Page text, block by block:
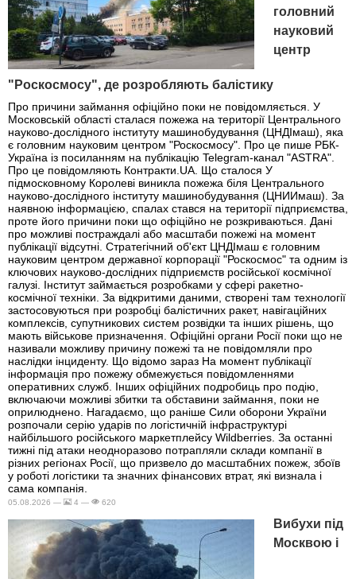
головний
науковий
центр
"Роскосмосу", де розробляють балістику
Про причини займання офіційно поки не повідомляється. У
Московській області сталася пожежа на території Центрального
науково-дослідного інституту машинобудування (ЦНДІмаш), яка
є головним науковим центром "Роскосмосу". Про це пише РБК-
Україна із посиланням на публікацію Telegram-канал "ASTRA".
Про це повідомляють Контракти.UA. Що сталося У
підмосковному Королеві виникла пожежа біля Центрального
науково-дослідного інституту машинобудування (ЦНИИмаш). За
наявною інформацією, спалах стався на території підприємства,
проте його причини поки що офіційно не розкриваються. Дані
про можливі постраждалі або масштаби пожежі на момент
публікації відсутні. Стратегічний об'єкт ЦНДІмаш є головним
науковим центром державної корпорації "Роскосмос" та одним із
ключових науково-дослідних підприємств російської космічної
галузі. Інститут займається розробками у сфері ракетно-
космічної техніки. За відкритими даними, створені там технології
застосовуються при розробці балістичних ракет, навігаційних
комплексів, супутникових систем розвідки та інших рішень, що
мають військове призначення. Офіційні органи Росії поки що не
називали можливу причину пожежі та не повідомляли про
наслідки інциденту. Що відомо зараз На момент публікації
інформація про пожежу обмежується повідомленнями
оперативних служб. Інших офіційних подробиць про подію,
включаючи можливі збитки та обставини займання, поки не
оприлюднено. Нагадаємо, що раніше Сили оборони України
розпочали серію ударів по логістичній інфраструктурі
найбільшого російського маркетплейсу Wildberries. За останні
тижні під атаки неодноразово потрапляли склади компанії в
різних регіонах Росії, що призвело до масштабних пожеж, збоїв
у роботі логістики та значних фінансових втрат, які визнала і
сама компанія.
05.08.2026 — 4 — 620
Вибухи під
Москвою і